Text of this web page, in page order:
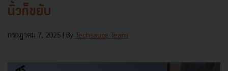
นิ้วก็ขยับ
กรกฎาคม 7, 2025 | By Techsauce Team